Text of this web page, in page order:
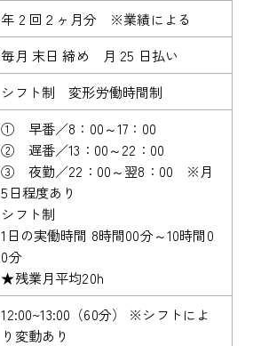
年 2 回２ヶ月分 ※業績による
毎月 末日 締め 月 25 日払い
シフト制 変形労働時間制
① 早番／8：00～17：00
② 遅番／13：00～22：00
③ 夜勤／22：00～翌8：00 ※月
5日程度あり
シフト制
1日の実働時間 8時間00分～10時間0
0分
★残業月平均20h
12:00~13:00（60分） ※シフトによ
り変動あり